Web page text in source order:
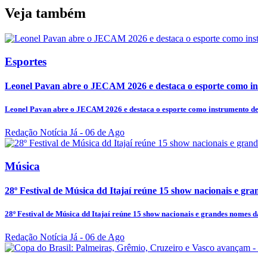
Veja também
Esportes
Leonel Pavan abre o JECAM 2026 e destaca o esporte como
Leonel Pavan abre o JECAM 2026 e destaca o esporte como instrumento
Redação Notícia Já - 06 de Ago
Música
28º Festival de Música dd Itajaí reúne 15 show nacionais e
28º Festival de Música dd Itajaí reúne 15 show nacionais e grandes nomes
Redação Notícia Já - 06 de Ago